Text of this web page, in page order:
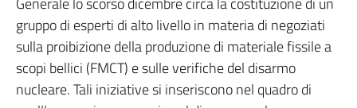
gruppo di esperti di alto livello in materia di negoziati
sulla proibizione della produzione di materiale fissile a
scopi bellici (FMCT) e sulle verifiche del disarmo
nucleare. Tali iniziative si inseriscono nel quadro di